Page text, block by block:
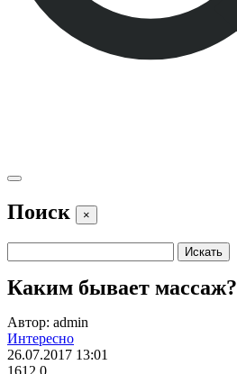
Поиск ×
Каким бывает массаж?
Автор: admin
Интересно
26.07.2017 13:01
1612 0